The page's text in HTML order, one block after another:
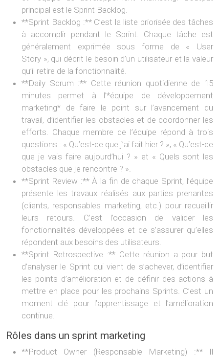
principal est le Sprint Backlog.
**Sprint Backlog :** C’est la liste priorisée des tâches
à accomplir pendant le Sprint. Chaque tâche est
généralement exprimée sous forme de « User
Story », qui décrit le besoin d’un utilisateur et la valeur
qu’il retire de la fonctionnalité.
**Daily Scrum :** Cette réunion quotidienne de 15
minutes permet à l’*équipe de développement
marketing* de faire le point sur l’avancement du
travail, d’identifier les obstacles et de coordonner les
efforts. Chaque membre de l’équipe répond à trois
questions : « Qu’est-ce que j’ai fait hier ? », « Qu’est-ce
que je vais faire aujourd’hui ? » et « Quels sont les
obstacles que je rencontre ? ».
**Sprint Review :** À la fin de chaque Sprint, l’équipe
présente les travaux réalisés aux parties prenantes
(clients, responsables marketing, etc.) pour recueillir
leurs retours. C’est l’occasion de valider les
fonctionnalités développées et de s’assurer qu’elles
répondent aux besoins des utilisateurs.
**Sprint Retrospective :** Cette réunion a pour but
d’analyser le Sprint qui vient de s’achever, d’identifier
les points d’amélioration et de définir des actions à
mettre en place pour les prochains Sprints. C’est un
moment clé pour l’apprentissage et l’amélioration
continue.
Rôles dans un sprint marketing
**Product Owner (Responsable Marketing) :** Il